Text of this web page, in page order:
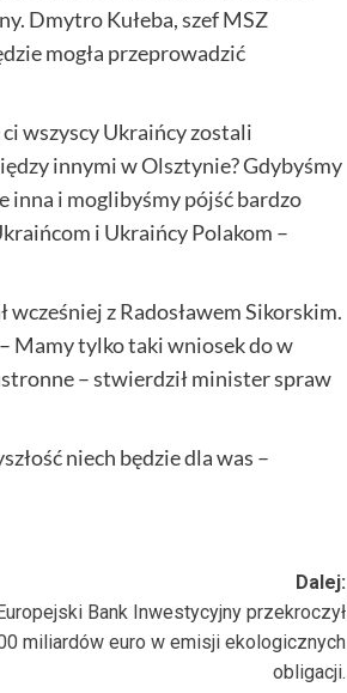
Dmytro Kułeba, szef MSZ
mogła przeprowadzić
ci wszyscy Ukraińcy zostali
innymi w Olsztynie? Gdybyśmy
inna i moglibyśmy pójść bardzo
i Ukraińcy Polakom –
wcześniej z Radosławem Sikorskim.
Mamy tylko taki wniosek do w
– stwierdził minister spraw
niech będzie dla was –
Dalej:
Bank Inwestycyjny przekroczył
miliardów euro w emisji ekologicznych
obligacji.